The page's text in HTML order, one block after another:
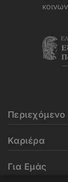
Περιεχόμενο
Καριέρα
Για Εμάς